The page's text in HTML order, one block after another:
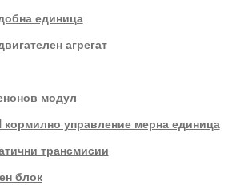
единица
агрегат
модул
кормилно управление мерна единица
трансмисии
блок